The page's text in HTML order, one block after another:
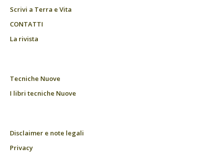
Scrivi a Terra e Vita
CONTATTI
La rivista
Tecniche Nuove
I libri tecniche Nuove
Disclaimer e note legali
Privacy